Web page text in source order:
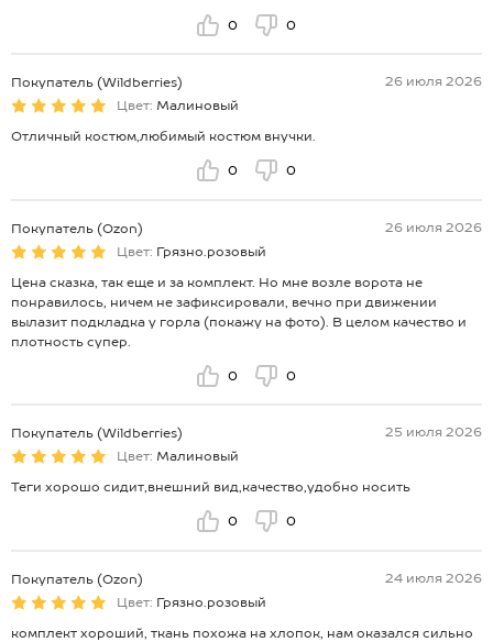
0 0
Покупатель (Wildberries)
26 июля 2026
Цвет: Малиновый
Отличный костюм,любимый костюм внучки.
0 0
Покупатель (Ozon)
26 июля 2026
Цвет: Грязно.розовый
Цена сказка, так еще и за комплект. Но мне возле ворота не
понравилось, ничем не зафиксировали, вечно при движении
вылазит подкладка у горла (покажу на фото). В целом качество и
плотность супер.
0 0
Покупатель (Wildberries)
25 июля 2026
Цвет: Малиновый
Теги хорошо сидит,внешний вид,качество,удобно носить
0 0
Покупатель (Ozon)
24 июля 2026
Цвет: Грязно.розовый
комплект хороший, ткань похожа на хлопок, нам оказался сильно